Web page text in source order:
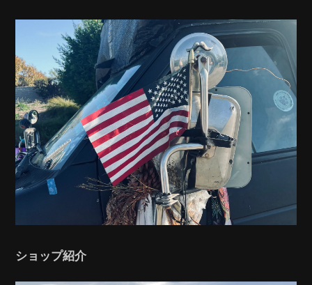
ショップ紹介